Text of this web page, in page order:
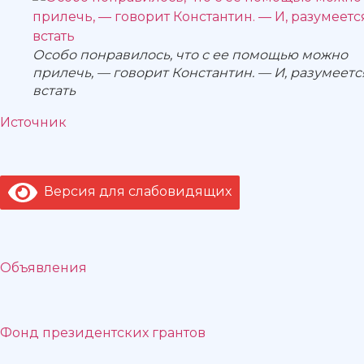
Особо понравилось, что с ее помощью можно
прилечь, — говорит Константин. — И,
встать
Источник
Версия для слабовидящих
Объявления
Фонд президентских грантов